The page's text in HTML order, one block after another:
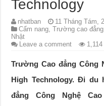
Technology
nhatban
11 Tháng Tám,
Cẩm nang,Trường cao đẳng
Nhật
Leave a comment
Trường Cao đẳng Công
High Technology. Đi du
đẳng Công Nghệ